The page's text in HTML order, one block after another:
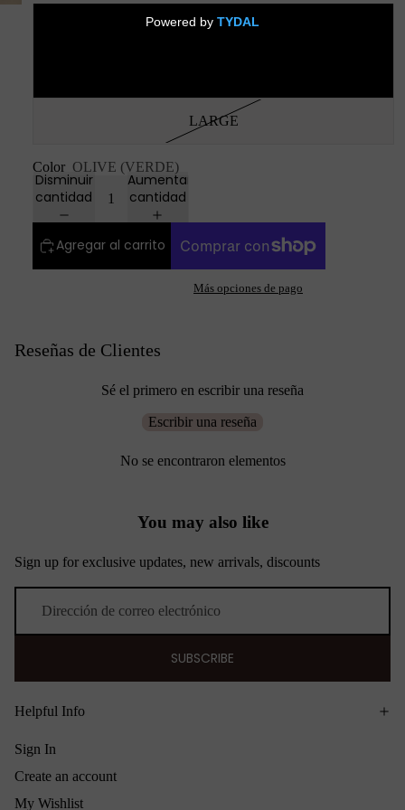
SMALL
LARGE
Color OLIVE (VERDE)
Disminuir
cantidad
Aumentar
cantidad
Agregar al carrito
Más opciones de pago
Reseñas de Clientes
Sé el primero en escribir una reseña
Escribir una reseña
No se encontraron elementos
You may also like
Sign up for exclusive updates, new arrivals, discounts
SUBSCRIBE
Helpful Info
Sign In
Create an account
My Wishlist